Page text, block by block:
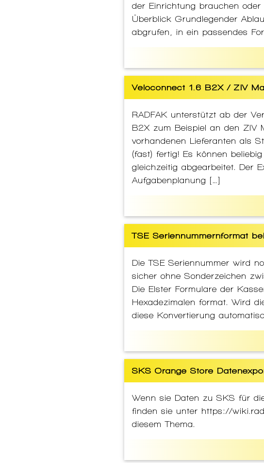
der Einrichtung brauchen
Überblick Grundlegender
abgrufen, in ein passendes
Veloconnect 1.6 B2X / ZIV
RADFAK unterstützt ab der
B2X zum Beispiel an den ZIV
vorhandenen Lieferanten als
(fast) fertig! Es können
gleichzeitig abgearbeitet. Der
Aufgabenplanung […]
TSE Seriennummernformat
Die TSE Seriennummer wird
sicher ohne Sonderzeichen
Die Elster Formulare der
Hexadezimalen format. Wird
diese Konvertierung
SKS Orange Store
Wenn sie Daten zu SKS für
finden sie unter https://
diesem Thema.